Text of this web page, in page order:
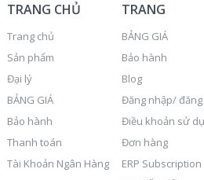
TRANG CHỦ
Trang chủ
Sản phẩm
Đại lý
BẢNG GIÁ
Bảo hành
Thanh toán
Tài Khoản Ngân Hàng
TRANG
BẢNG GIÁ
Bảo hành
Blog
Đăng nhập/
Điều khoản sử
Đơn hàng
ERP Subscription